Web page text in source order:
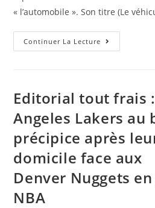
« l’automobile ». Son titre (Le
Continuer La Lecture Revue
De
Véhicule
De
Blanche
Bailly
Vandalisé
Editorial tout frais
Angeles Lakers au
précipice après
domicile face aux
Denver Nuggets
NBA